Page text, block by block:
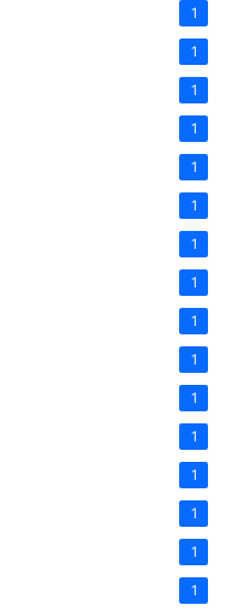
1
1
1
1
1
1
1
1
1
1
1
1
1
1
1
1